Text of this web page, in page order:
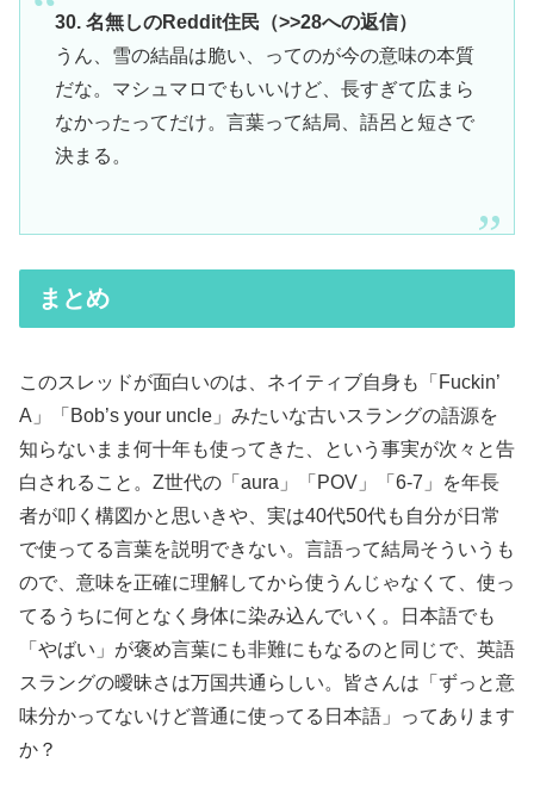
30. 名無しのReddit住民（>>28への返信）
うん、雪の結晶は脆い、ってのが今の意味の本質
だな。マシュマロでもいいけど、長すぎて広まら
なかったってだけ。言葉って結局、語呂と短さで
決まる。
まとめ
このスレッドが面白いのは、ネイティブ自身も「Fuckin’
A」「Bob’s your uncle」みたいな古いスラングの語源を
知らないまま何十年も使ってきた、という事実が次々と告
白されること。Z世代の「aura」「POV」「6-7」を年長
者が叩く構図かと思いきや、実は40代50代も自分が日常
で使ってる言葉を説明できない。言語って結局そういうも
ので、意味を正確に理解してから使うんじゃなくて、使っ
てるうちに何となく身体に染み込んでいく。日本語でも
「やばい」が褒め言葉にも非難にもなるのと同じで、英語
スラングの曖昧さは万国共通らしい。皆さんは「ずっと意
味分かってないけど普通に使ってる日本語」ってあります
か？